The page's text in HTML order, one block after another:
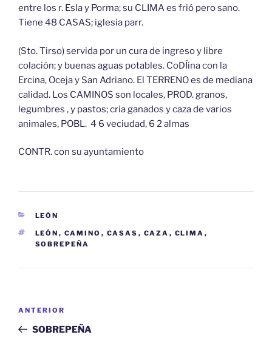
entre los r. Esla y Porma; su CLIMA es frió pero sano.
Tiene 48 CASAS; iglesia parr.
(Sto. Tirso) servida por un cura de ingreso y libre
colación; y buenas aguas potables. CoDÍina con la
Ercina, Oceja y San Adriano. El TERRENO es de mediana
calidad. Los CAMINOS son locales, PROD. granos,
legumbres , y pastos; cria ganados y caza de varios
animales, POBL. 4 6 veciudad, 6 2 almas
CONTR. con su ayuntamiento
CATEGORÍAS
LEÓN
ETIQUETAS
LEÓN , CAMINO , CASAS , CAZA , CLIMA ,
SOBREPEÑA
entradas
Entrada
anterior:
ANTERIOR
SOBREPEÑA